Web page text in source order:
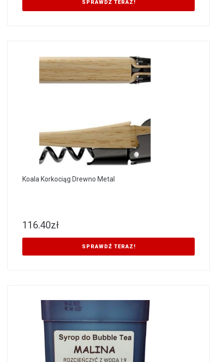
SPRAWDŹ TERAZ!
Koala Korkociąg Drewno Metal
116.40zł
SPRAWDŹ TERAZ!